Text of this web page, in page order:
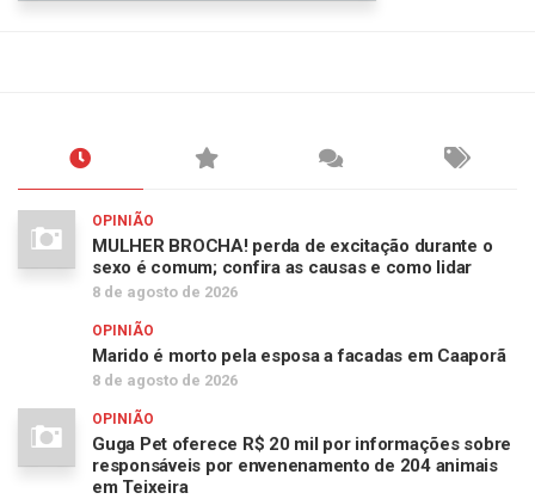
OPINIÃO
MULHER BROCHA! perda de excitação durante o
sexo é comum; confira as causas e como lidar
8 de agosto de 2026
OPINIÃO
Marido é morto pela esposa a facadas em Caaporã
8 de agosto de 2026
OPINIÃO
Guga Pet oferece R$ 20 mil por informações sobre
responsáveis por envenenamento de 204 animais
em Teixeira